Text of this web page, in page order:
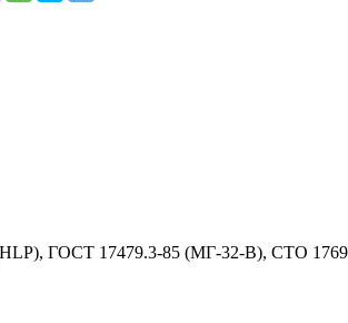
ГОСТ 17479.3-85 (МГ-32-В), СТО